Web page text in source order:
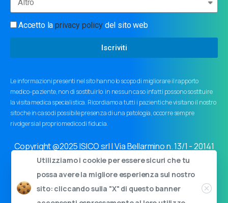
Accetto laprivacy policydel sito web
Iscriviti
Le informazioni presenti nel sito hanno lo scopo di migliorare il rapporto
medico-paziente, non di sostituirlo: in nessun caso infatti possono sostituire
la visita medica specialistica. Ricordiamo a tutti i pazienti che visitano il nostro
sito che in caso di possibile presenza di una patologia, occorre sempre
rivolgersi al proprio medico di fiducia.
Copyright @2025 ISICO srl | Via Bellarmino n. 13/1 - 20141
Milano | Cap.soc. 11000€ i.v. | C.F. e P.I. 03759440963
Privacy policy|Cookie policy|Informativa ai sensi dell'art.
34 GDPR
Utilizziamo i cookie per essere sicuri che tu
possa avere la migliore esperienza sul nostro
sito: cliccando sulla "X" di questo banner